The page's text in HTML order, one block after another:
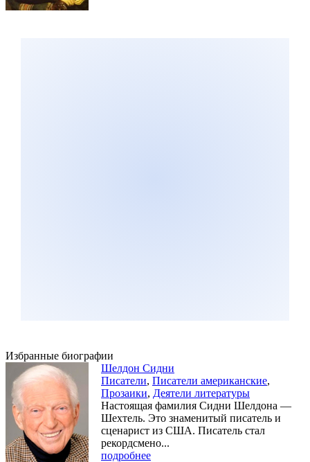
Избранные биографии
Шелдон Сидни
Писатели, Писатели американские,
Прозаики, Деятели литературы
Настоящая фамилия Сидни Шелдона —
Шехтель. Это знаменитый писатель и
сценарист из США. Писатель стал
рекордсмено...
подробнее